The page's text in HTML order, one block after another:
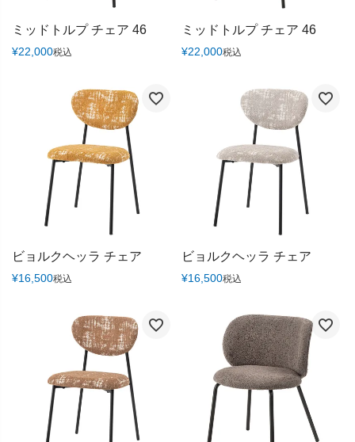
ミッドトルプ チェア 46
¥22,000税込
ミッドトルプ チェア 46
¥22,000税込
ビョルクヘッラ チェア
¥16,500税込
ビョルクヘッラ チェア
¥16,500税込